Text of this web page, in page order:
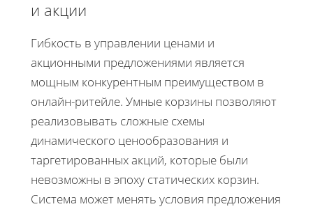
и акции
Гибкость в управлении ценами и
акционными предложениями является
мощным конкурентным преимуществом в
онлайн-ритейле. Умные корзины позволяют
реализовывать сложные схемы
динамического ценообразования и
таргетированных акций, которые были
невозможны в эпоху статических корзин.
Система может менять условия предложения